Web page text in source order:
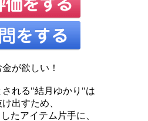
が欲しい！
れる"結月ゆかり"は
出すため、
たアイテム片手に、